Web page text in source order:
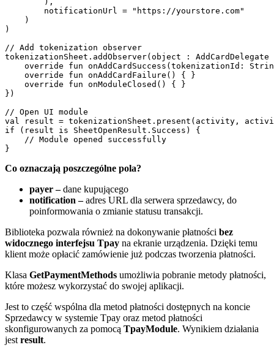
        notificationUrl = "https://yourstore.com"
    )
)
// Add tokenization observer
tokenizationSheet.addObserver(object : AddCardDelegate
override fun onAddCardSuccess(tokenizationId:
    override fun onAddCardFailure() { }
    override fun onModuleClosed() { }
})
// Open UI module
val result = tokenizationSheet.present(activity,
if (result is SheetOpenResult.Success) {
    // Module opened successfully
Co oznaczają poszczególne pola?
payer–dane kupującego
notification–adres URL dla serwera sprzedawcy, do
poinformowania o zmianie statusu transakcji.
Biblioteka pozwala również na dokonywanie płatności bez
widocznego interfejsu Tpay na ekranie urządzenia. Dzięki temu
klient może opłacić zamówienie już podczas tworzenia płatności.
Klasa GetPaymentMethods umożliwia pobranie metody płatności,
które możesz wykorzystać do swojej aplikacji.
Jest to część wspólna dla metod płatności dostępnych na koncie
Sprzedawcy w systemie Tpay oraz metod płatności
skonfigurowanych za pomocą TpayModule. Wynikiem działania
jest result.